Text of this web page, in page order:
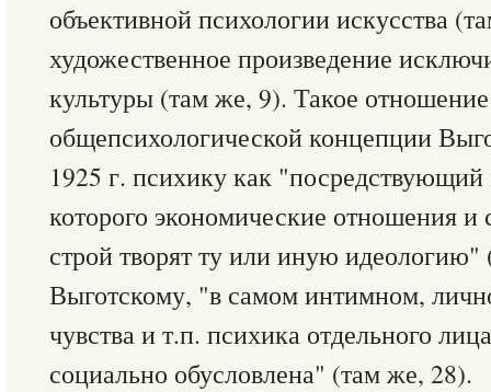
объективной психологии искусства
художественное произведение
культуры (там же, 9). Такое
общепсихологической концепции
1925 г. психику как
которого экономические отношения
строй творят ту или иную
Выготскому, "в самом интимном,
чувства и т.п. психика отдельного
социально обусловлена" (там же, 28).